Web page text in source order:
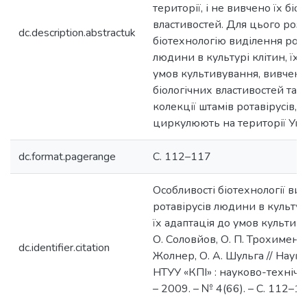
dc.description.abstractuk
території, і не вивчено їх
властивостей. Для цього
біотехнологію виділення
людини в культурі клітин, їх
умов культивування,
біологічних властивостей та
колекції штамів ротавірусів,
циркулюють на території
dc.format.pagerange С. 112–117
dc.identifier.citation
Особливості біотехнології
ротавірусів людини в
їх адаптація до умов
О. Соловйов, О. П.
Жолнер, О. А. Шульга //
НТУУ «КПІ» : науково-
– 2009. – № 4(66). – С.